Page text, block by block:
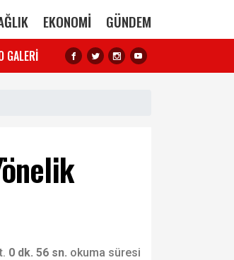
EKONOMİ GÜNDEM
GALERİ
0 dk. 56 sn. okuma süresi